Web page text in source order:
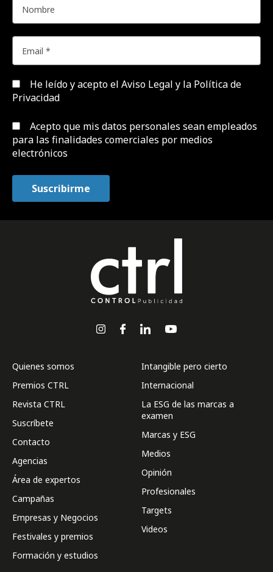
He leído y acepto el Aviso Legal y la Política de
Privacidad
Acepto que mis datos personales sean empleados
para las finalidades comerciales por medios
electrónicos
Quienes somos
Premios CTRL
Revista CTRL
Suscríbete
Contacto
Agencias
Área de expertos
Campañas
Empresas y Negocios
Festivales y premios
Formación y estudios
Intangible pero cierto
Internacional
La ESG de las marcas a
examen
Marcas y ESG
Medios
Opinión
Profesionales
Targets
Videos